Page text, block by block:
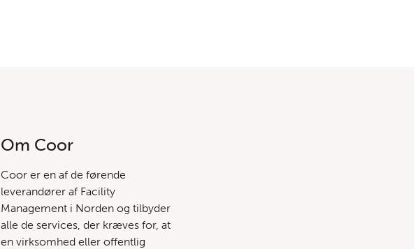
Om Coor
Coor er en af ​​de førende
leverandører af Facility
Management i Norden og tilbyder
alle de services, der kræves for, at
en virksomhed eller offentlig